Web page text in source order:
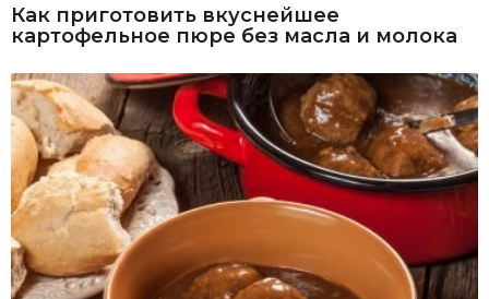
Как приготовить вкуснейшее
картофельное пюре без масла и молока